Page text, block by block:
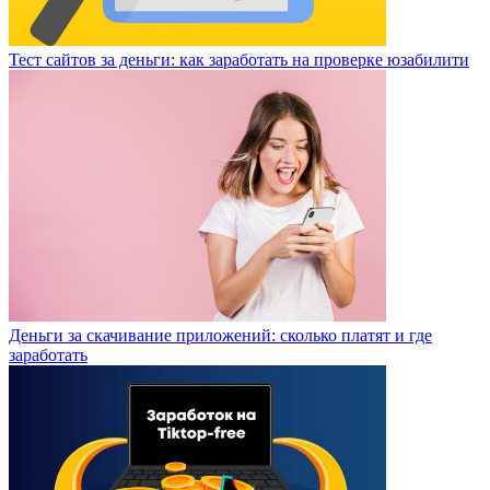
Тест сайтов за деньги: как заработать на проверке юзабилити
Деньги за скачивание приложений: сколько платят и где
заработать